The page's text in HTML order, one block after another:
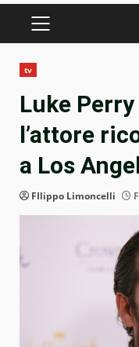
PRIMARY
tv
Luke
l’attore
a Los
FIlippo Limoncelli